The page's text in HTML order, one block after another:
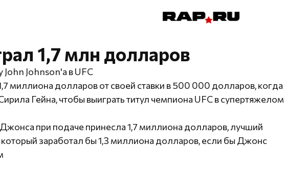
1,7 млн долларов
Johnson'a в UFC
миллиона долларов от своей ставки в 500 000 долларов, когда
Гейна, чтобы выиграть титул чемпиона UFC в супертяжелом
при подаче принесла 1,7 миллиона долларов, лучший
который заработал бы 1,3 миллиона долларов, если бы Джонс